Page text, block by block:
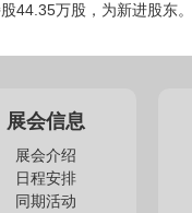
44.35万股，为新进股东
展会信息
展会介绍
日程安排
同期活动